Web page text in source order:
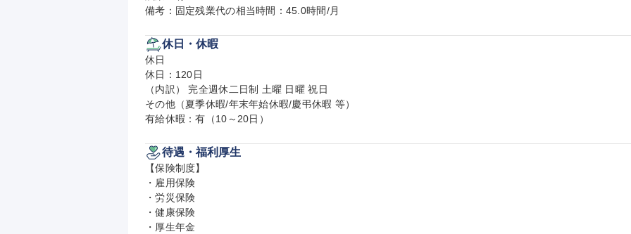
備考：固定残業代の相当時間：45.0時間/月
休日・休暇
休日
休日：120日
（内訳） 完全週休二日制 土曜 日曜 祝日
その他（夏季休暇/年末年始休暇/慶弔休暇 等）
有給休暇：有（10～20日）
待遇・福利厚生
【保険制度】
・雇用保険
・労災保険
・健康保険
・厚生年金